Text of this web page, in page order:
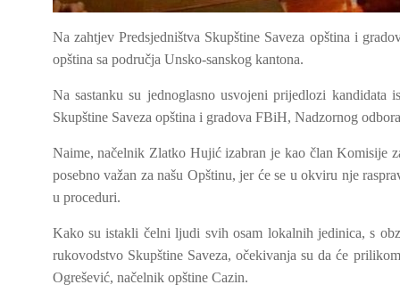
Na zahtjev Predsjedništva Skupštine Saveza opština i
opština sa područja Unsko-sanskog kantona.
Na sastanku su jednoglasno usvojeni prijedlozi
Skupštine Saveza opština i gradova FBiH, Nadzornog
Naime, načelnik Zlatko Hujić izabran je kao član Komisije
posebno važan za našu Opštinu, jer će se u okviru nje
u proceduri.
Kako su istakli čelni ljudi svih osam lokalnih jedinica, s
rukovodstvo Skupštine Saveza, očekivanja su da će
Ogrešević, načelnik opštine Cazin.